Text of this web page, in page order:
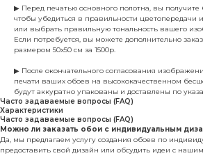
▶ Перед печатью основного полотна, вы получите
чтобы убедиться в правильности цветопередачи
или выбрать правильную тональность вашего
Если потребуется, вы можете дополнительно
размером 50х50 см за 1500р.
▶ После окончательного согласования
печати ваших обоев на высококачественном
будут аккуратно упакованы и доставлены по
Часто задаваемые вопросы (FAQ)
Характеристики
Часто задаваемые вопросы (FAQ)
Можно ли заказать обои с индивидуальным
Да, мы предлагаем услугу создания обоев по
предоставить свой дизайн или обсудить идеи с